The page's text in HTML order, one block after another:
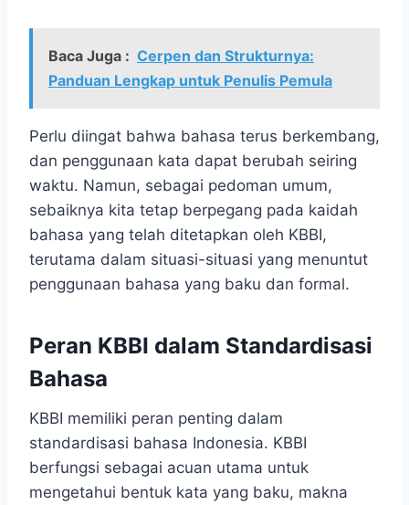
Baca Juga : Cerpen dan Strukturnya:
Panduan Lengkap untuk Penulis Pemula
Perlu diingat bahwa bahasa terus berkembang,
dan penggunaan kata dapat berubah seiring
waktu. Namun, sebagai pedoman umum,
sebaiknya kita tetap berpegang pada kaidah
bahasa yang telah ditetapkan oleh KBBI,
terutama dalam situasi-situasi yang menuntut
penggunaan bahasa yang baku dan formal.
Peran KBBI dalam Standardisasi
Bahasa
KBBI memiliki peran penting dalam
standardisasi bahasa Indonesia. KBBI
berfungsi sebagai acuan utama untuk
mengetahui bentuk kata yang baku, makna